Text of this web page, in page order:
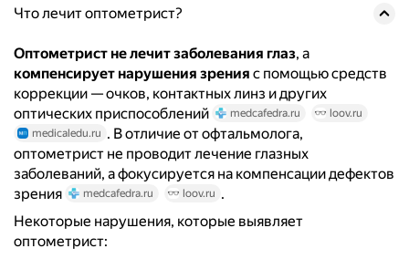
Что лечит оптометрист?
Оптометрист не лечит заболевания глаз, а
компенсирует нарушения зрения с помощью средств
коррекции — очков, контактных линз и других
оптических приспособлений
medcafedra.ru
loov.ru
medicaledu.ru . В отличие от офтальмолога,
оптометрист не проводит лечение глазных
заболеваний, а фокусируется на компенсации дефектов
зрения
medcafedra.ru loov.ru .
Некоторые нарушения, которые выявляет
оптометрист: